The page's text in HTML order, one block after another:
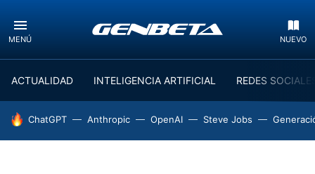
MENÚ NUEVO
ACTUALIDAD INTELIGENCIA ARTIFICIAL REDES
HOY SE HABLA DE
ChatGPT Anthropic OpenAI Steve Jobs